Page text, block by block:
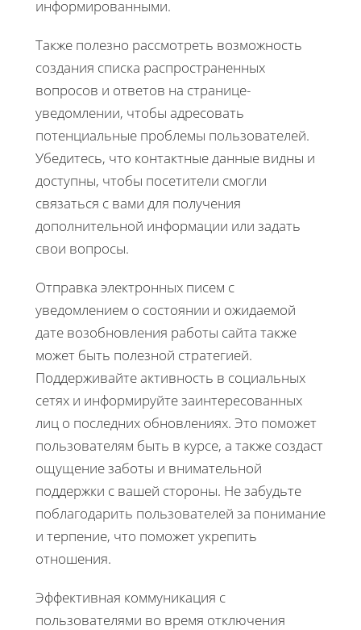
информированными.
Также полезно рассмотреть возможность
создания списка распространенных
вопросов и ответов на странице-
уведомлении, чтобы адресовать
потенциальные проблемы пользователей.
Убедитесь, что контактные данные видны и
доступны, чтобы посетители смогли
связаться с вами для получения
дополнительной информации или задать
свои вопросы.
Отправка электронных писем с
уведомлением о состоянии и ожидаемой
дате возобновления работы сайта также
может быть полезной стратегией.
Поддерживайте активность в социальных
сетях и информируйте заинтересованных
лиц о последних обновлениях. Это поможет
пользователям быть в курсе, а также создаст
ощущение заботы и внимательной
поддержки с вашей стороны. Не забудьте
поблагодарить пользователей за понимание
и терпение, что поможет укрепить
отношения.
Эффективная коммуникация с
пользователями во время отключения